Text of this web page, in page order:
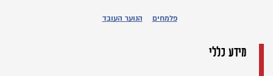
פלמחים הנוער העובד
מידע כללי